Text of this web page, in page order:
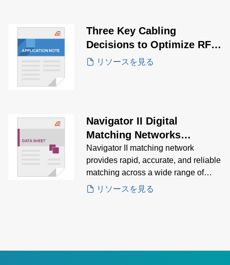
Three Key Cabling
Decisions to Optimize RF
System Performance
リソースを見る
Navigator II Digital
Matching Networks
Brochure
Navigator II matching network
provides rapid, accurate, and reliable
matching across a wide range of
power requirements. Download
リソースを見る